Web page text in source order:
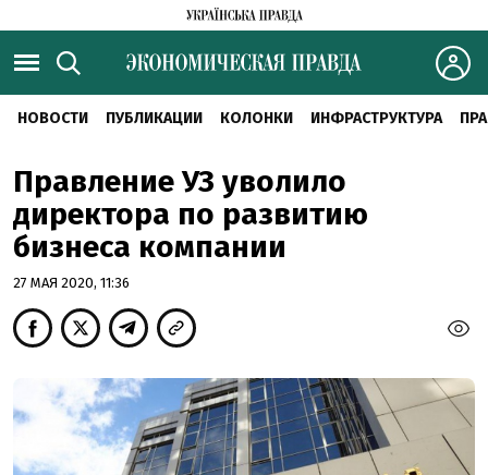
НОВОСТИ ПУБЛИКАЦИИ КОЛОНКИ ИНФРАСТРУКТУРА
Правление УЗ уволило
директора по развитию
бизнеса компании
27 МАЯ 2020, 11:36